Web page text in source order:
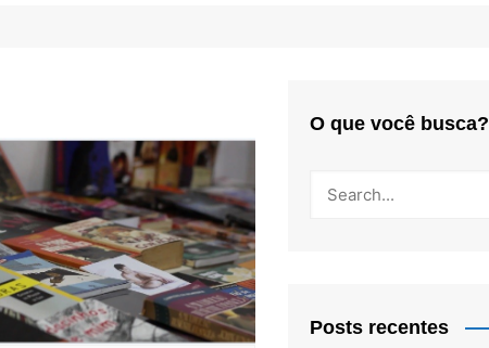
O que você busca?
Posts recentes